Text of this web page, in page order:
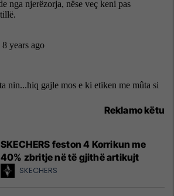
Reklamo këtu
SKECHERS feston 4 Korrikun me
40% zbritje në të gjithë artikujt
SKECHERS